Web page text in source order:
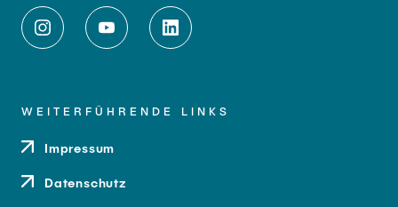
WEITERFÜHRENDE LINKS
Impressum
Datenschutz